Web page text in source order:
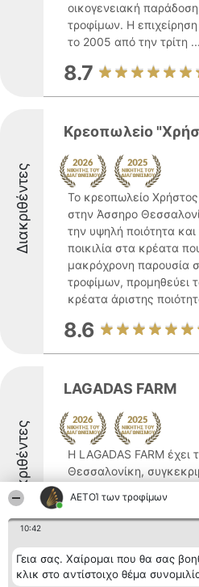
ΑΕΤΟΊ των τροφίμων
10:42
Γεια σας. Χαίρομαι που θα σας
κλικ στο αντίστοιχο θέμα
οικογενειακή
τροφίμων. Η
το 2005 από την τρίτη ...
8.7
Διακριθέντες
Κρεοπωλεiο
Το κρεοπωλείο Χρήστος
στην Άσσηρο
την υψηλή ποιότητα
ποικιλία στα κρέατα
μακρόχρονη παρουσία
τροφίμων, προμηθεύει
κρέατα άριστης
8.6
Διακριθέντες
LAGADAS FARM
Η LAGADAS FARM έχει
Θεσσαλονίκη,
και δραστηριοποιείται
τροφίμων με έμφαση
εταιρεία διακρίνεται